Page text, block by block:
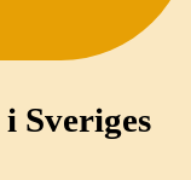
Sveriges